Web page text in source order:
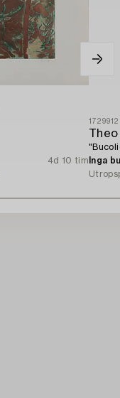
4d 10 tim
1729912
Inga